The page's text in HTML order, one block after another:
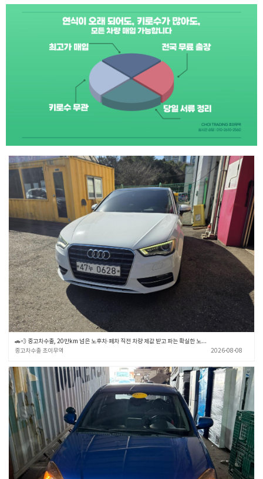
🚗💨 중고차수출, 20만km 넘은 노후차·폐차 직전 차량 제값 받고 파는 확실한 노하우 🎯✨ (중고차수출 초이무역)
중고차수출 초이무역
2026-08-08